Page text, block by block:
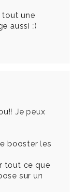
tout une
aussi :)
Je peux
booster les
tout ce que
sur un